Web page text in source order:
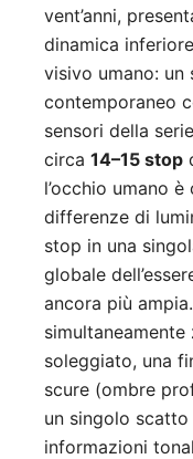
vent’anni,
dinamica
visivo umano: un
contemporaneo
sensori della serie
circa 14–15 stop
l’occhio umano
differenze di
stop in una
globale
ancora più
soleggiato, una
scure (ombre
un singolo
informazioni